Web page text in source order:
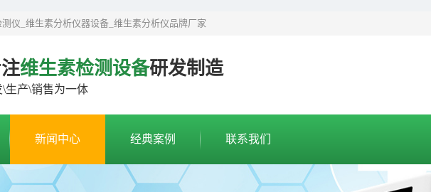
仪_维生素分析仪器设备_维生素分析仪品牌厂家
维生素检测设备研发制造
生产\销售为一体
新闻中心 经典案例 联系我们